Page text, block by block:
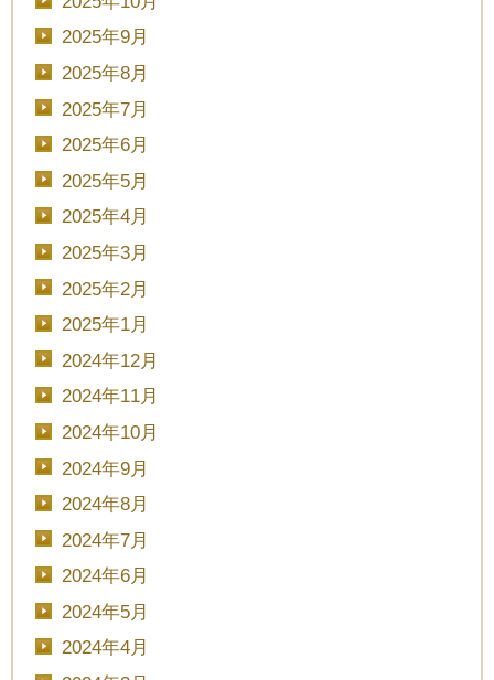
2025年9月
2025年8月
2025年7月
2025年6月
2025年5月
2025年4月
2025年3月
2025年2月
2025年1月
2024年12月
2024年11月
2024年10月
2024年9月
2024年8月
2024年7月
2024年6月
2024年5月
2024年4月